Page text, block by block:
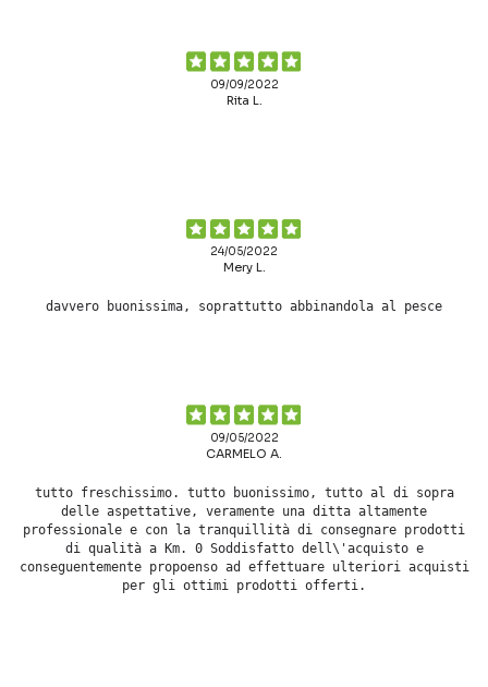
09/09/2022
Rita L.
24/05/2022
Mery L.
davvero buonissima, soprattutto abbinandola al pesce
09/05/2022
CARMELO A.
tutto freschissimo. tutto buonissimo, tutto al di sopra
delle aspettative, veramente una ditta altamente
professionale e con la tranquillità di consegnare prodotti
di qualità a Km. 0 Soddisfatto dell\'acquisto e
conseguentemente propoenso ad effettuare ulteriori acquisti
per gli ottimi prodotti offerti.